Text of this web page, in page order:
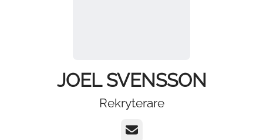
JOEL SVENSSON
Rekryterare
E-POST